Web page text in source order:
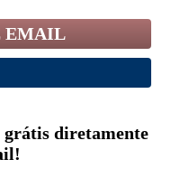
EMAIL
grátis diretamente